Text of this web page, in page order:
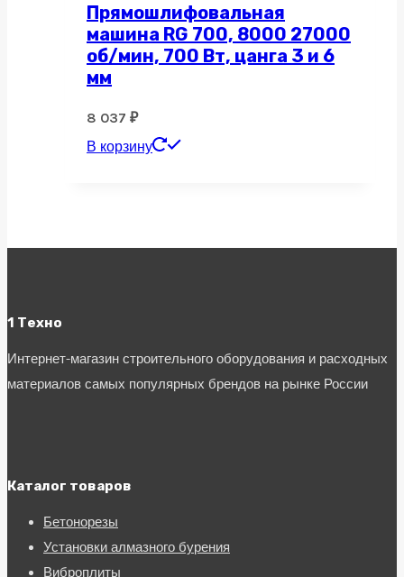
Прямошлифовальная
машина RG 700, 8000 27000
об/мин, 700 Вт, цанга 3 и 6
мм
8 037 ₽
В корзину
1 Техно
Интернет-магазин строительного оборудования и расходных
материалов самых популярных брендов на рынке России
Каталог товаров
Бетонорезы
Установки алмазного бурения
Виброплиты